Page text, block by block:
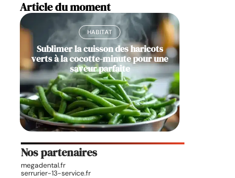
Article du moment
HABITAT
Sublimer la cuisson des haricots
verts à la cocotte-minute pour une
saveur parfaite
Nos partenaires
megadental.fr
serrurier-13-service.fr